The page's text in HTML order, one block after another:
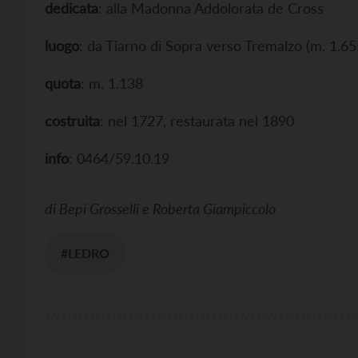
dedicata: alla Madonna Addolorata de Cross
luogo: da Tiarno di Sopra verso Tremalzo (m.
quota: m. 1.138
costruita: nel 1727, restaurata nel 1890
info: 0464/59.10.19
di Bepi Grosselli e Roberta Giampiccolo
#LEDRO